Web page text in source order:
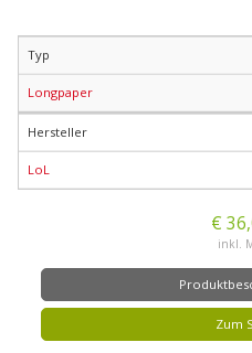
Typ
Longpaper
Hersteller
LoL
€
inkl.
Zum